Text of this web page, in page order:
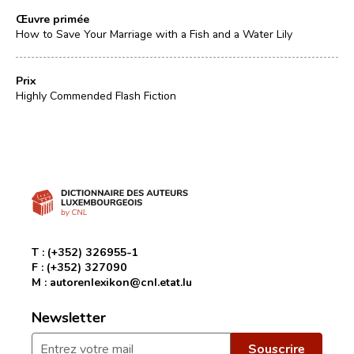
Œuvre primée
How to Save Your Marriage with a Fish and a Water Lily
Prix
Highly Commended Flash Fiction
T : (+352) 326955-1
F : (+352) 327090
M : autorenlexikon@cnl.etat.lu
Newsletter